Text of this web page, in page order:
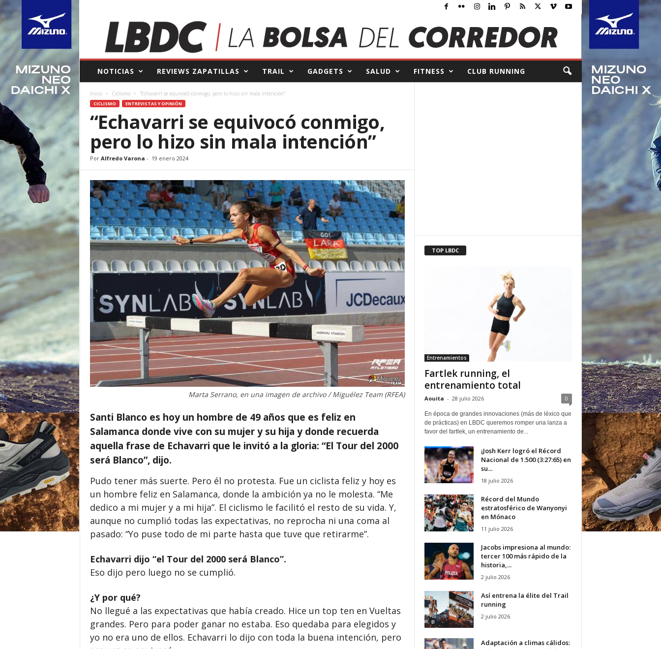
B
e
o
e
d
NOTICIAS REVIEWS ZAPATILLAS TRAIL GADGETS SALUD FITNESS CLUB RUNNING
Inicio Ciclismo “Echavarri se equivocó conmigo, pero lo hizo sin mala intención”
CICLISMO ENTREVISTAS Y OPINIÓN
“Echavarri se equivocó conmigo,
pero lo hizo sin mala intención”
Por Alfredo Varona - 19 enero 2024
Marta Serrano, en una imagen de archivo / Miguélez Team (RFEA)
Santi Blanco es hoy un hombre de 49 años que es feliz en
Salamanca donde vive con su mujer y su hija y donde recuerda
aquella frase de Echavarri que le invitó a la gloria: “El Tour del 2000
será Blanco”, dijo.
Pudo tener más suerte. Pero él no protesta. Fue un ciclista feliz y hoy es
un hombre feliz en Salamanca, donde la ambición ya no le molesta. “Me
dedico a mi mujer y a mi hija”. El ciclismo le facilitó el resto de su vida. Y,
aunque no cumplió todas las expectativas, no reprocha ni una coma al
pasado: “Yo puse todo de mi parte hasta que tuve que retirarme”.
Echavarri dijo “el Tour del 2000 será Blanco”.
Eso dijo pero luego no se cumplió.
¿Y por qué?
No llegué a las expectativas que había creado. Hice un top ten en Vueltas
grandes. Pero para poder ganar no estaba. Eso quedaba para elegidos y
yo no era uno de ellos. Echavarri lo dijo con toda la buena intención, pero
TOP LBDC
Entrenamientos
Fartlek running, el
entrenamiento total
Aouita - 28 julio 2026 0
En época de grandes innovaciones (más de léxico que
de prácticas) en LBDC queremos romper una lanza a
favor del fartlek, un entrenamiento de...
¡Josh Kerr logró el Récord
Nacional de 1.500 (3:27:65) en
su...
18 julio 2026
Récord del Mundo
estratosférico de Wanyonyi
en Mónaco
11 julio 2026
Jacobs impresiona al mundo:
tercer 100 más rápido de la
historia,...
2 julio 2026
Así entrena la élite del Trail
running
2 julio 2026
Adaptación a climas cálidos: